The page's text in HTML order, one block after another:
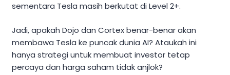
sementara Tesla masih berkutat di Level 2+.
Jadi, apakah Dojo dan Cortex benar-benar akan
membawa Tesla ke puncak dunia AI? Ataukah ini
hanya strategi untuk membuat investor tetap
percaya dan harga saham tidak anjlok?